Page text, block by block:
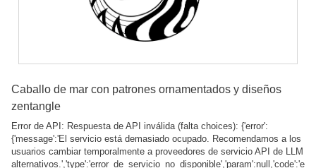
Caballo de mar con patrones ornamentados y diseños
zentangle
Error de API: Respuesta de API inválida (falta choices): {'error':
{'message':'El servicio está demasiado ocupado. Recomendamos a los
usuarios cambiar temporalmente a proveedores de servicio API de LLM
alternativos.','type':'error_de_servicio_no_disponible','param':null,'code':'e